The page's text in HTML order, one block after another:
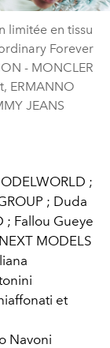
limitée en tissu
Forever
- MONCLER
ERMANNO
JEANS
;
; Duda
; Fallou Gueye
MODELS
et
Navoni